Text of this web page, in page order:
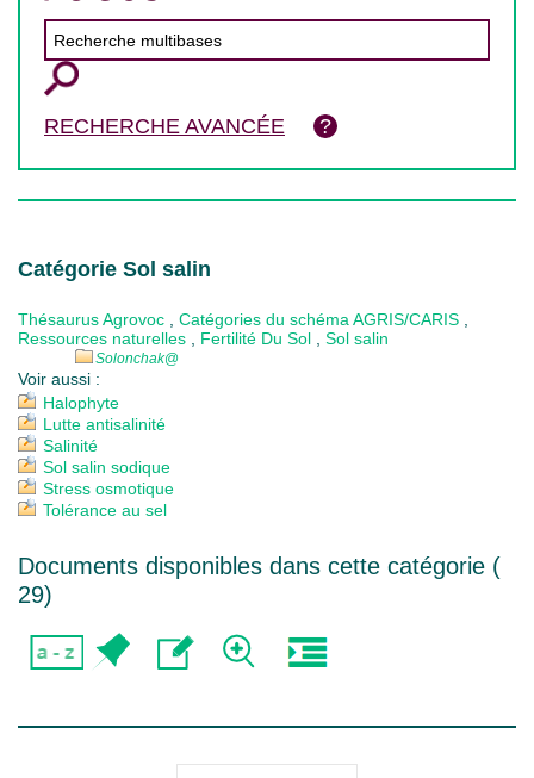
RECHERCHE AVANCÉE
Catégorie Sol salin
Thésaurus Agrovoc Catégories du schéma AGRIS/CARIS
Ressources naturelles
Fertilité Du Sol Sol salin
Solonchak@
Voir aussi :
Halophyte
Lutte antisalinité
Salinité
Sol salin sodique
Stress osmotique
Tolérance au sel
Documents disponibles dans cette catégorie (
29)